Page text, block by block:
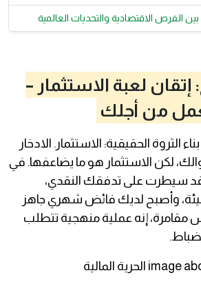
إتقان لعبة الاستثمار –
من أجلك
الثروة الحقيقية: الاستثمار. الادخار
لكن الاستثمار هو ما يضاعفها. في
قد سيطرت على تدفقك النقدي،
وأصبح لديك فائض شهري جاهز
مقامرة، إنه عملية منهجية تتطلب